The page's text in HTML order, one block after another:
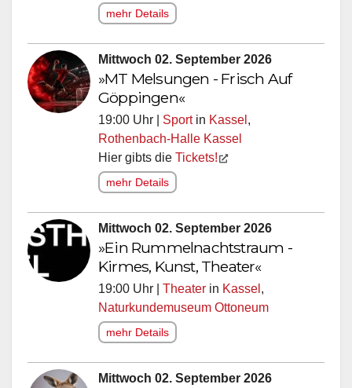
mehr Details
Mittwoch 02. September 2026
»MT Melsungen - Frisch Auf
Göppingen«
19:00 Uhr | Sportin Kassel,
Rothenbach-Halle Kassel
Hier gibts die Tickets!
mehr Details
Mittwoch 02. September 2026
»Ein Rummelnachtstraum -
Kirmes, Kunst, Theater«
19:00 Uhr | Theater in Kassel,
Naturkundemuseum Ottoneum
mehr Details
Mittwoch 02. September 2026